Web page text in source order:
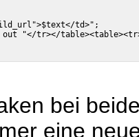
td>";
"</tr></
bei
eine